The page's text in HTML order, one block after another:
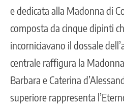
e dedicata alla Madonna di
composta da cinque dipinti
incorniciavano il dossale
centrale raffigura la
Barbara e Caterina
superiore rappresenta